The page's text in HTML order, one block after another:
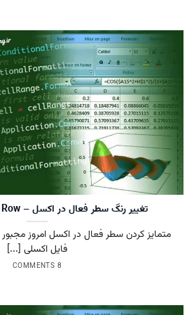
تغییر رنگ سطر فعال در اکسل – Highlight Active Row
متمایز کردن سطر فعال در اکسل امروز
فایل اکسلی [...]
8 COMMENTS